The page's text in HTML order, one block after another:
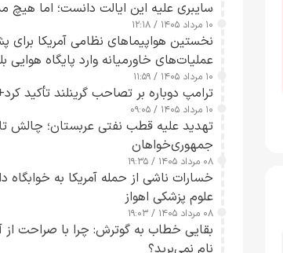
سایبری علیه این ایالت دانست؛ اما هیچ
۱۰ مرداد ۱۴۰۵ / ۱۲:۱۸
نخستین هواپیماهای نظامی آمریکا برای
عملیات‌های خاورمیانه وارد پایگاه هوایی
۱۰ مرداد ۱۴۰۵ / ۱۱:۵۹
ترامپ دوباره بر تصاحب گرینلند تأکید
۱۰ مرداد ۱۴۰۵ / ۰۹:۰۵
تهدید علیه قطب نفتی عربستان؛ چالش
جمهوری‌خواهان
۰۸ مرداد ۱۴۰۵ / ۱۹:۳۵
خسارات ناشی از حمله آمریکا به خوابگاه
علوم پزشکی اهواز
۰۸ مرداد ۱۴۰۵ / ۱۹:۰۳
بقایی خطاب به گوترش: چرا با صراحت از
نام نمی‌برید؟